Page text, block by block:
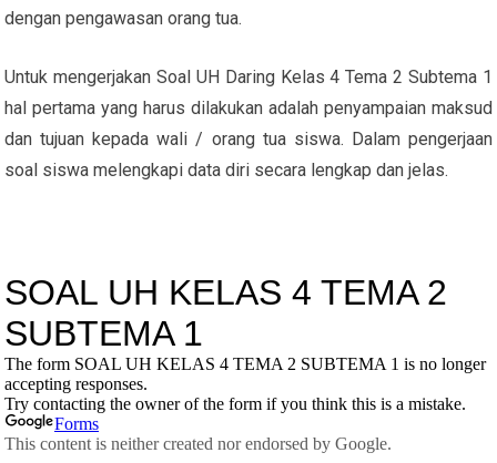
dengan pengawasan orang tua.
Untuk mengerjakan Soal UH Daring Kelas 4 Tema 2 Subtema 1
hal pertama yang harus dilakukan adalah penyampaian maksud
dan tujuan kepada wali / orang tua siswa. Dalam pengerjaan
soal siswa melengkapi data diri secara lengkap dan jelas.